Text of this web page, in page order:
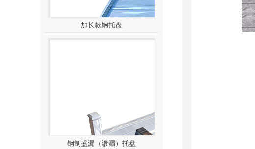
加长款钢托盘
钢制盛漏（渗漏）托盘